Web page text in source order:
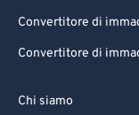
Convertitore di
Convertitore di
Chi siamo